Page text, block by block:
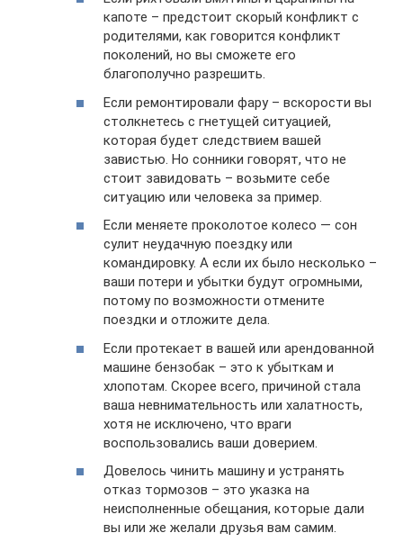
капоте – предстоит скорый конфликт с
родителями, как говорится конфликт
поколений, но вы сможете его
благополучно разрешить.
Если ремонтировали фару – вскорости вы
столкнетесь с гнетущей ситуацией,
которая будет следствием вашей
завистью. Но сонники говорят, что не
стоит завидовать – возьмите себе
ситуацию или человека за пример.
Если меняете проколотое колесо — сон
сулит неудачную поездку или
командировку. А если их было несколько –
ваши потери и убытки будут огромными,
потому по возможности отмените
поездки и отложите дела.
Если протекает в вашей или арендованной
машине бензобак – это к убыткам и
хлопотам. Скорее всего, причиной стала
ваша невнимательность или халатность,
хотя не исключено, что враги
воспользовались ваши доверием.
Довелось чинить машину и устранять
отказ тормозов – это указка на
неисполненные обещания, которые дали
вы или же желали друзья вам самим.